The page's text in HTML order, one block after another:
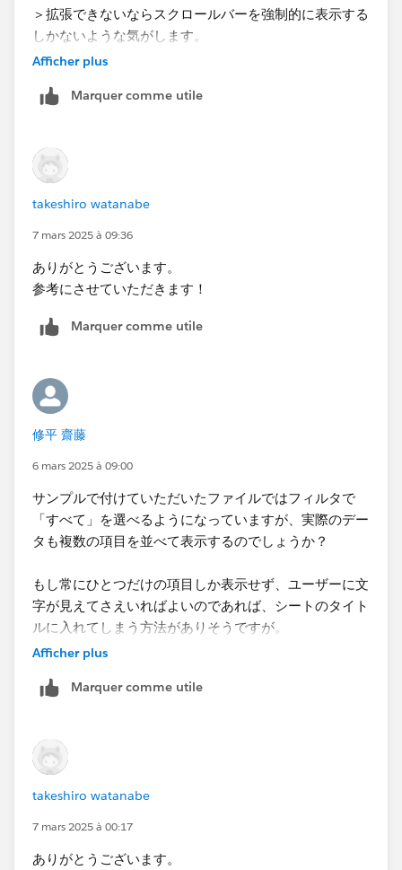
＞拡張できないならスクロールバーを強制的に表示する
しかないような気がします。
→この方法を教えて頂く事は可能でしょうか？
＞それと、文言に改行が含まれていましたが、これも再
行を入れています。スクロールバーで解決する場合、上
下左右両方にスクロール可能なバーがあると有難いで
す。
Afficher plus
Marquer comme utile
takeshiro watanabe
7 mars 2025 à 09:36
ありがとうございます。
参考にさせていただきます！
Marquer comme utile
修平 齋藤
6 mars 2025 à 09:00
サンプルで付けていただいたファイルではフィルタで
「すべて」を選べるようになっていますが、実際のデー
タも複数の項目を並べて表示するのでしょうか？
もし常にひとつだけの項目しか表示せず、ユーザーに文
字が見えてさえいればよいのであれば、シートのタイト
ルに入れてしまう方法がありそうですが。
Afficher plus
Marquer comme utile
takeshiro watanabe
7 mars 2025 à 00:17
ありがとうございます。